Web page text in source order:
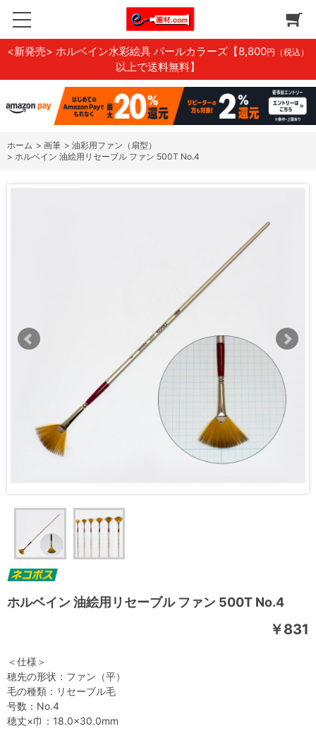
<新発売> ホルベイン水彩絵具 パールカラーズ 【8,800円（税込）
以上で送料無料】
ホーム > 画筆 > 油彩用ファン（扇型）
> ホルベイン 油絵用リセーブル ファン 500T No.4
ホルベイン 油絵用リセーブル ファン 500T No.4
￥831
＜仕様＞
穂先の形状：ファン（平）
毛の種類：リセーブル毛
号数：No.4
穂丈×巾：18.0×30.0mm